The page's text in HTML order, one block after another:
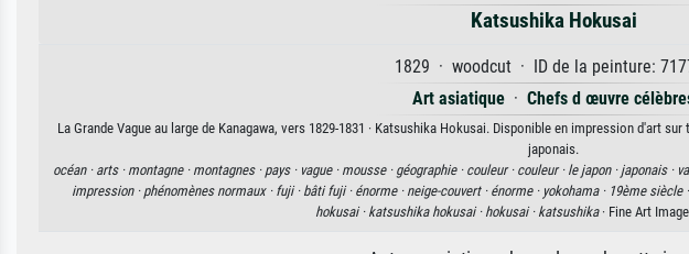
Katsushika Hokusai
1829 · woodcut · ID de la peinture:
Art asiatique · Chefs d œuvre
La Grande Vague au large de Kanagawa, vers 1829-1831 · Katsushika Hokusai. Disponible en impression d'art
japonais.
océan · arts · montagne · montagnes · pays · vague · mousse · géographie · couleur · couleur · le japon · japonais ·
impression · phénomènes normaux · fuji · bâti fuji · énorme · neige-couvert · énorme · yokohama · 19ème siècle ·
hokusai · katsushika hokusai · hokusai · katsushika· Fine Art